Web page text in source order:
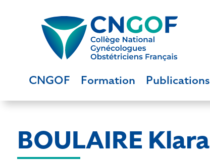
CNGOF Formation Publications
BOULAIRE Klara